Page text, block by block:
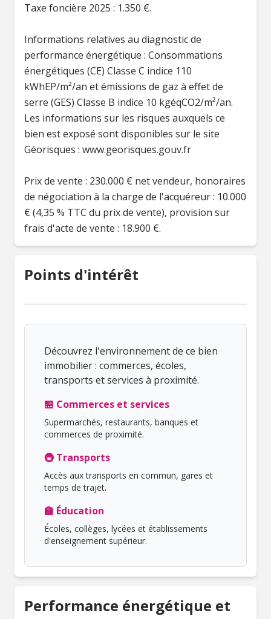
Taxe foncière 2025 : 1.350 €.
Informations relatives au diagnostic de
performance énergétique : Consommations
énergétiques (CE) Classe C indice 110
kWhEP/m²/an et émissions de gaz à effet de
serre (GES) Classe B indice 10 kgéqCO2/m²/an.
Les informations sur les risques auxquels ce
bien est exposé sont disponibles sur le site
Géorisques : www.georisques.gouv.fr
Prix de vente : 230.000 € net vendeur, honoraires
de négociation à la charge de l'acquéreur : 10.000
€ (4,35 % TTC du prix de vente), provision sur
frais d'acte de vente : 18.900 €.
Points d'intérêt
Découvrez l'environnement de ce bien
immobilier : commerces, écoles,
transports et services à proximité.
🏪 Commerces et services
Supermarchés, restaurants, banques et
commerces de proximité.
🚇 Transports
Accès aux transports en commun, gares et
temps de trajet.
🏫 Éducation
Écoles, collèges, lycées et établissements
d'enseignement supérieur.
Performance énergétique et